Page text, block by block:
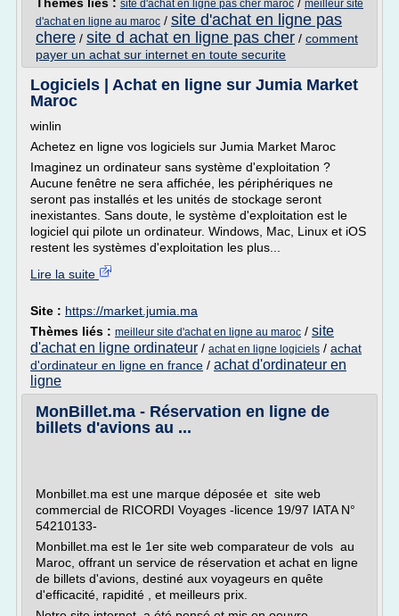
site d'achat en ligne pas cher maroc
meilleur site
d'achat en ligne au maroc / site d'achat en ligne pas
chere / site d achat en ligne pas cher / comment
payer un achat sur internet en toute securite
Logiciels | Achat en ligne sur Jumia Market
Maroc
winlin
Achetez en ligne vos logiciels sur Jumia Market Maroc
Imaginez un ordinateur sans système d'exploitation ?
Aucune fenêtre ne sera affichée, les périphériques ne
seront pas installés et les unités de stockage seront
inexistantes. Sans doute, le système d'exploitation est le
logiciel qui pilote un ordinateur. Windows, Mac, Linux et iOS
restent les systèmes d'exploitation les plus...
Lire la suite
Site : https://market.jumia.ma
Thèmes liés : meilleur site d'achat en ligne au maroc / site
d'achat en ligne ordinateur / achat en ligne logiciels / achat
d'ordinateur en ligne en france / achat d'ordinateur en
ligne
MonBillet.ma - Réservation en ligne de
billets d'avions au ...
Monbillet.ma est une marque déposée et site web
commercial de RICORDI Voyages -licence 19/97 IATA N°
54210133-
Monbillet.ma est le 1er site web comparateur de vols au
Maroc, offrant un service de réservation et achat en ligne
de billets d'avions, destiné aux voyageurs en quête
d'efficacité, rapidité , et meilleurs prix.